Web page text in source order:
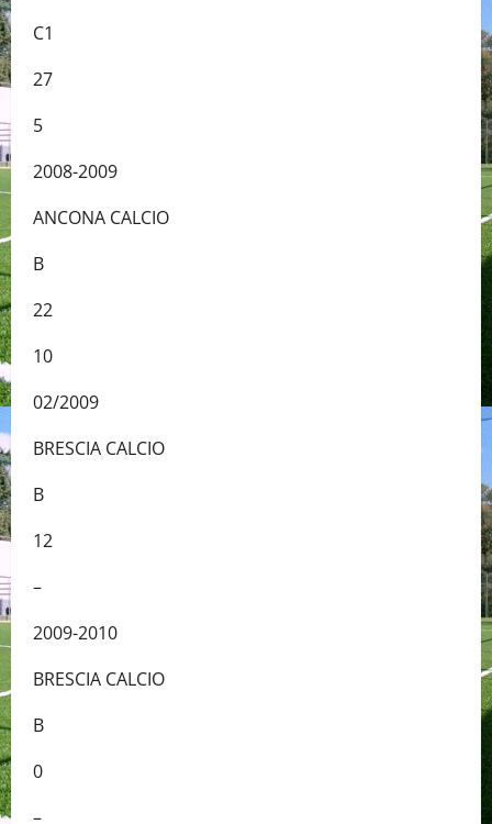
C1
27
5
2008-2009
ANCONA CALCIO
B
22
10
02/2009
BRESCIA CALCIO
B
12
–
2009-2010
BRESCIA CALCIO
B
0
–